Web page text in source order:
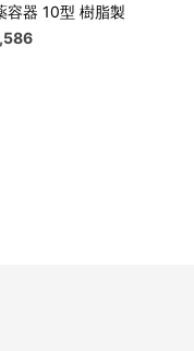
容器 10型 樹脂製